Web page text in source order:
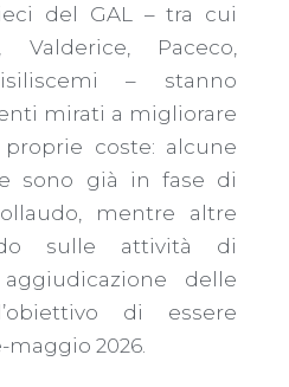
del GAL – tra cui
Valderice, Paceco,
– stanno
mirati a migliorare
coste: alcune
sono già in fase di
mentre altre
sulle attività di
delle
di essere
2026.